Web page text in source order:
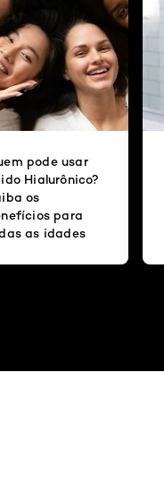
pode usar
Hialurônico?
os
para
as idades